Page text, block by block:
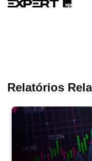
Relatórios